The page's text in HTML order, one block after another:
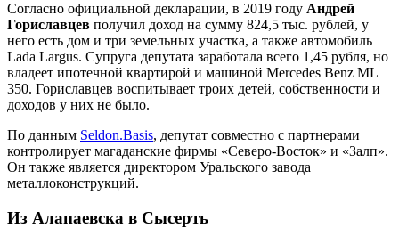
Согласно официальной декларации, в 2019 году Андрей
Гориславцев получил доход на сумму 824,5 тыс. рублей, у
него есть дом и три земельных участка, а также автомобиль
Lada Largus. Супруга депутата заработала всего 1,45 рубля, но
владеет ипотечной квартирой и машиной Mercedes Benz ML
350. Гориславцев воспитывает троих детей, собственности и
доходов у них не было.
По данным Seldon.Basis, депутат совместно с партнерами
контролирует магаданские фирмы «Северо-Восток» и «Залп».
Он также является директором Уральского завода
металлоконструкций.
Из Алапаевска в Сысерть